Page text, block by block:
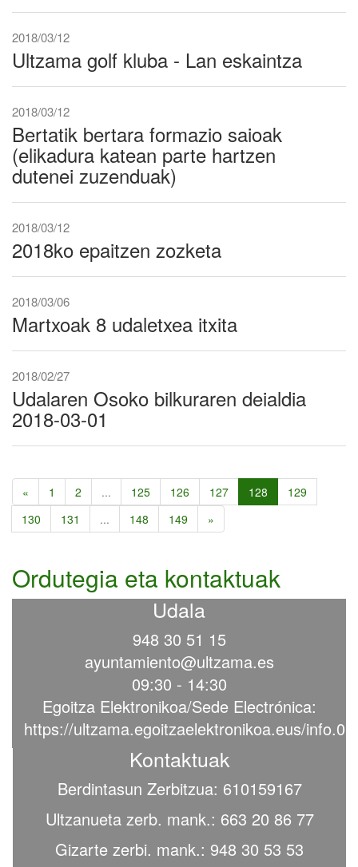
2018/03/12
Ultzama golf kluba - Lan eskaintza
2018/03/12
Bertatik bertara formazio saioak
(elikadura katean parte hartzen
dutenei zuzenduak)
2018/03/12
2018ko epaitzen zozketa
2018/03/06
Martxoak 8 udaletxea itxita
2018/02/27
Udalaren Osoko bilkuraren deialdia
2018-03-01
« 1 2 ... 125 126 127 128
129
130
131 ... 148 149 »
Ordutegia eta kontaktuak
Udala
948 30 51 15
ayuntamiento@ultzama.es
09:30 - 14:30
Egoitza Elektronikoa/Sede Electrónica:
https://ultzama.egoitzaelektronikoa.eus/info.0
Kontaktuak
Berdintasun Zerbitzua: 610159167
Ultzanueta zerb. mank.: 663 20 86 77
Gizarte zerbi. mank.: 948 30 53 53